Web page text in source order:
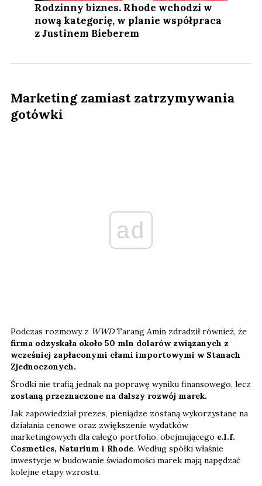
Rodzinny biznes. Rhode wchodzi w
nową kategorię, w planie współpraca
z Justinem Bieberem
Marketing zamiast zatrzymywania
gotówki
ad
Podczas rozmowy z WWDTarang Amin zdradził również, że
firma odzyskała około 50 mln dolarów związanych z
wcześniej zapłaconymi cłami importowymi w Stanach
Zjednoczonych.
Środki nie trafią jednak na poprawę wyniku finansowego, lecz
zostaną przeznaczone na dalszy rozwój marek.
Jak zapowiedział prezes, pieniądze zostaną wykorzystane na
działania cenowe oraz zwiększenie wydatków
marketingowych dla całego portfolio, obejmującego e.l.f.
Cosmetics, Naturium i Rhode. Według spółki właśnie
inwestycje w budowanie świadomości marek mają napędzać
kolejne etapy wzrostu.